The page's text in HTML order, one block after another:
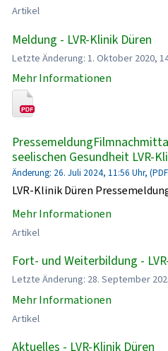
Artikel
Meldung - LVR-Klinik Düren
Letzte Änderung: 1. Oktober 2020,
Mehr Informationen
seelischen Gesundheit LVR-
Änderung: 26. Juli 2024, 11:56 Uhr,
LVR-Klinik Düren
Mehr Informationen
Artikel
Fort- und Weiterbildung -
Letzte Änderung: 28. September
Mehr Informationen
Artikel
Aktuelles - LVR-Klinik Düren